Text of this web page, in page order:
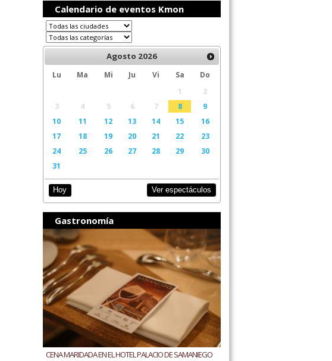
Calendario de eventos Kmon
Agosto 2026
Lu Ma Mi Ju Vi Sa
Do
1
2
3
4 5 6 7 8
9
10
11 12 13 14 15
16
17
18 19 20 21 22
23
24
25 26 27 28 29
30
31
Hoy Ver espectáculos
Gastronomía
CENA MARIDADA EN EL HOTEL PALACIO DE SAMANIEGO